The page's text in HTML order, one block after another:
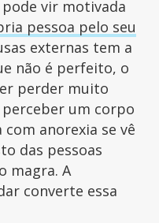
vir motivada
pessoa pelo seu
externas tem a
não é perfeito, o
perder muito
perceber um corpo
anorexia se vê
das pessoas
magra. A
converte essa